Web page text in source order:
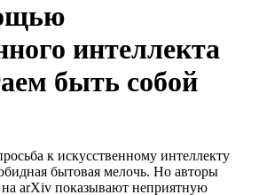
интеллекта
быть собой
к искусственному интеллекту
бытовая мелочь. Но авторы
на arXiv показывают неприятную